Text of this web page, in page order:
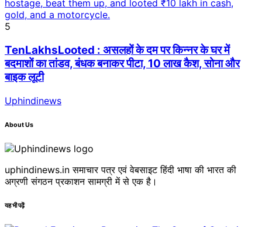
5
TenLakhsLooted : असलहों के दम पर किन्नर के घर में
बदमाशों का तांडव, बंधक बनाकर पीटा, 10 लाख कैश, सोना और
बाइक लूटी
Uphindinews
About Us
uphindinews.in समाचार पत्र एवं वेबसाइट हिंदी भाषा की भारत की
अग्रणी संगठन प्रकाशन सामग्री में से एक है।
यह भी पढ़ें